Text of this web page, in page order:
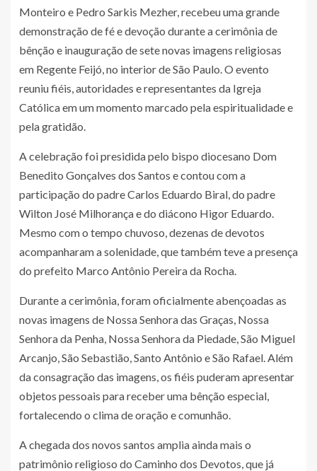
Monteiro e Pedro Sarkis Mezher, recebeu uma grande
demonstração de fé e devoção durante a cerimônia de
bênção e inauguração de sete novas imagens religiosas
em Regente Feijó, no interior de São Paulo. O evento
reuniu fiéis, autoridades e representantes da Igreja
Católica em um momento marcado pela espiritualidade e
pela gratidão.
A celebração foi presidida pelo bispo diocesano Dom
Benedito Gonçalves dos Santos e contou com a
participação do padre Carlos Eduardo Biral, do padre
Wilton José Milhorança e do diácono Higor Eduardo.
Mesmo com o tempo chuvoso, dezenas de devotos
acompanharam a solenidade, que também teve a presença
do prefeito Marco Antônio Pereira da Rocha.
Durante a cerimônia, foram oficialmente abençoadas as
novas imagens de Nossa Senhora das Graças, Nossa
Senhora da Penha, Nossa Senhora da Piedade, São Miguel
Arcanjo, São Sebastião, Santo Antônio e São Rafael. Além
da consagração das imagens, os fiéis puderam apresentar
objetos pessoais para receber uma bênção especial,
fortalecendo o clima de oração e comunhão.
A chegada dos novos santos amplia ainda mais o
patrimônio religioso do Caminho dos Devotos, que já